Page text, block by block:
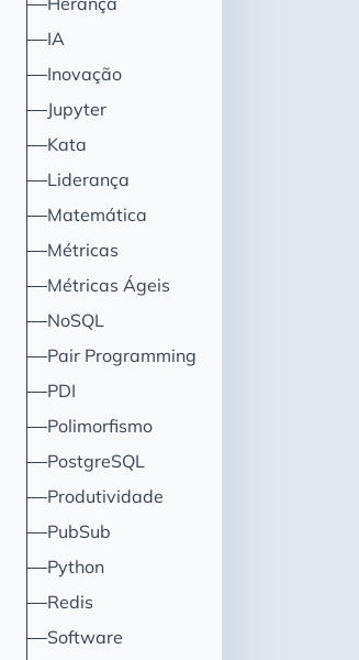
IA
Inovação
Jupyter
Kata
Liderança
Matemática
Métricas
Métricas Ágeis
NoSQL
Pair Programming
PDI
Polimorfismo
PostgreSQL
Produtividade
PubSub
Python
Redis
Software